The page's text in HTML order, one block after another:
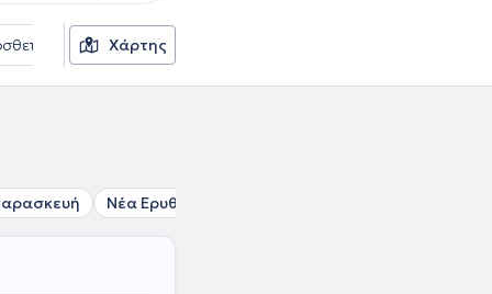
φίλτρα Γλώσσες
Χάρτης
Νέα Ερυθραία